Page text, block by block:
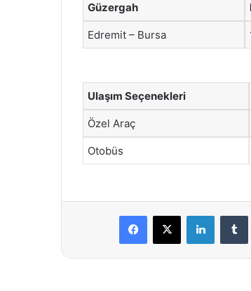
Güzergah
Edremit – Bursa
Ulaşım Seçenekleri
Özel Araç
Otobüs
Facebook
X LinkedIn